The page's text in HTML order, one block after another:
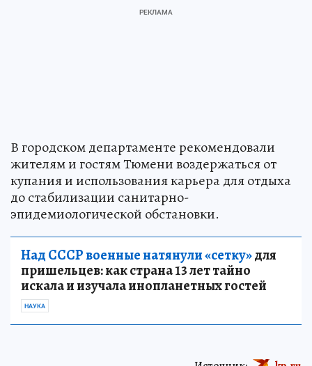
В городском департаменте рекомендовали
жителям и гостям Тюмени воздержаться от
купания и использования карьера для отдыха
до стабилизации санитарно-
эпидемиологической обстановки.
Над СССР военные натянули «сетку»для
пришельцев: как страна 13 лет тайно
искала и изучала инопланетных гостей
НАУКА